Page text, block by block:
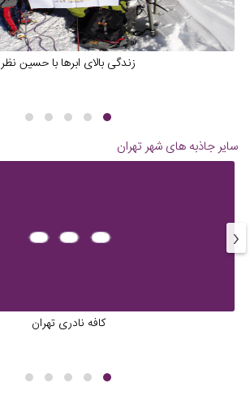
زندگی بالای ابرها با حسین نظر
سایر جاذبه های شهر تهران
کافه نادری تهران
‹